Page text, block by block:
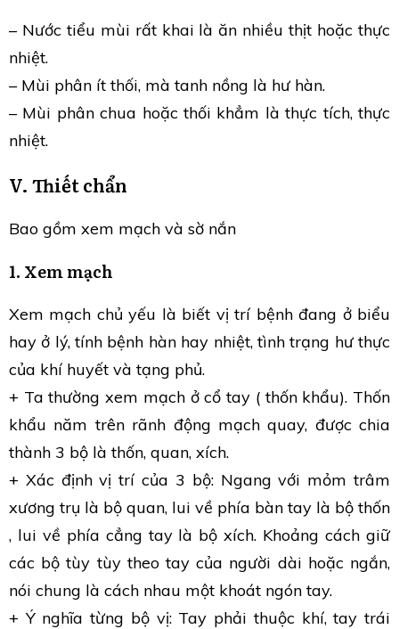
– Nước tiểu mùi rất khai là ăn nhiều thịt hoặc thực
nhiệt.
– Mùi phân ít thối, mà tanh nồng là hư hàn.
– Mùi phân chua hoặc thối khẳm là thực tích, thực
nhiệt.
V. Thiết chẩn
Bao gồm xem mạch và sờ nắn
1. Xem mạch
Xem mạch chủ yếu là biết vị trí bệnh đang ở biểu
hay ở lý, tính bệnh hàn hay nhiệt, tình trạng hư thực
của khí huyết và tạng phủ.
+ Ta thường xem mạch ở cổ tay ( thốn khẩu). Thốn
khẩu năm trên rãnh động mạch quay, được chia
thành 3 bộ là thốn, quan, xích.
+ Xác định vị trí của 3 bộ: Ngang với mỏm trâm
xương trụ là bộ quan, lui về phía bàn tay là bộ thốn
, lui về phía cẳng tay là bộ xích. Khoảng cách giữ
các bộ tùy tùy theo tay của người dài hoặc ngắn,
nói chung là cách nhau một khoát ngón tay.
+ Ý nghĩa từng bộ vị: Tay phải thuộc khí, tay trái